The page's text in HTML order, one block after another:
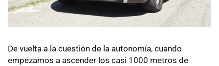
De vuelta a la cuestión de la autonomía, cuando
empezamos a ascender los casi 1000 metros de